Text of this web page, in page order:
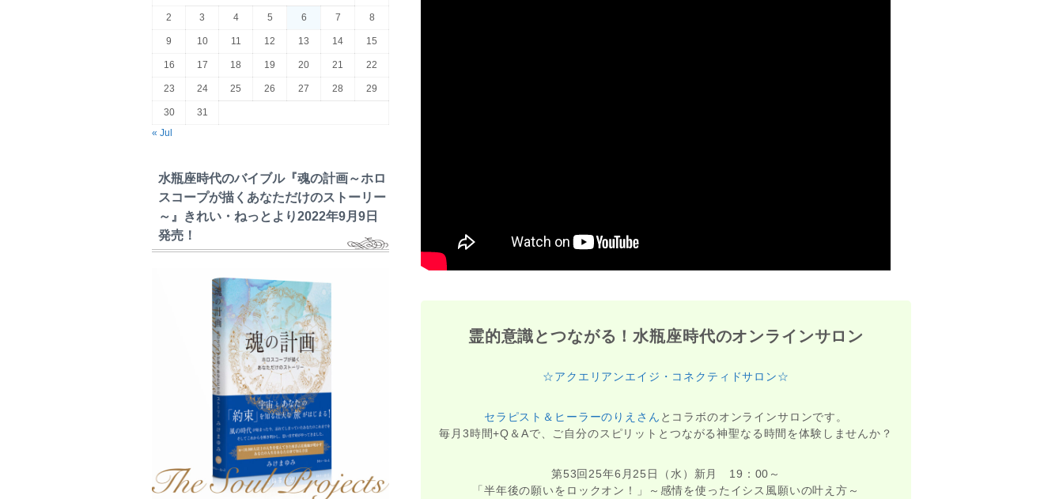
霊的意識とつながる！水瓶座時代のオンラインサロン
☆アクエリアンエイジ・コネクティドサロン☆
セラピスト＆ヒーラーのりえさん とコラボのオンラインサロンです。
毎月3時間+Q＆Aで、ご自分のスピリットとつながる神聖なる時間を体験しませんか？
第53回25年6月25日（水）新月 19：00～
「半年後の願いをロックオン！」～感情を使ったイシス風願いの叶え方～
2 3 4 5 6 7 8
9 10 11 12 13 14 15
16 17 18 19 20 21 22
23 24 25 26 27 28 29
30
31
« Jul
水瓶座時代のバイブル『魂の計画～ホロ
スコープが描くあなただけのストーリー
～』きれい・ねっとより2022年9月9日
発売！